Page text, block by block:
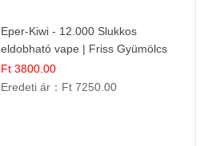
Eper-Kiwi - 12.000 Slukkos
eldobható vape | Friss Gyümölcs
Kombináció
Ft 3800.00
Eredeti ár： Ft 7250.00